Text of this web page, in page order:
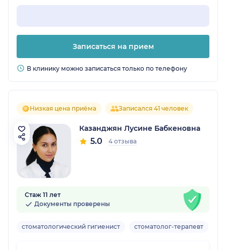
Записаться на прием
В клинику можно записаться только по телефону
Низкая цена приёма Записался 41 человек
Казанджян Лусине Бабкеновна
5.0 4 отзыва
Стаж 11 лет
Документы проверены
стоматологический гигиенист стоматолог-терапевт